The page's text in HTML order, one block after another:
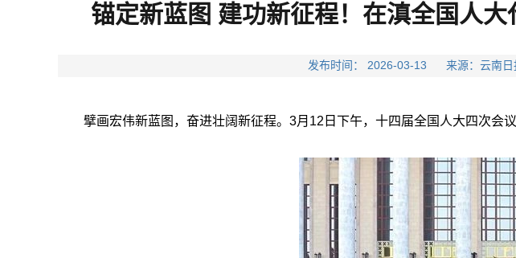
锚定新蓝图 建功新征程！在滇全国人
发布时间： 2026-03-13 来源：云南
擘画宏伟新蓝图，奋进壮阔新征程。3月12日下午，十四届全国人大四次会